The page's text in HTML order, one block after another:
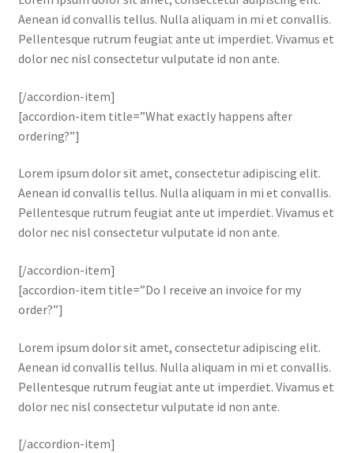
Aenean id convallis tellus. Nulla aliquam in mi et convallis.
Pellentesque rutrum feugiat ante ut imperdiet. Vivamus et
dolor nec nisl consectetur vulputate id non ante.
[/accordion-item]
[accordion-item title=”What exactly happens after
ordering?”]
Lorem ipsum dolor sit amet, consectetur adipiscing elit.
Aenean id convallis tellus. Nulla aliquam in mi et convallis.
Pellentesque rutrum feugiat ante ut imperdiet. Vivamus et
dolor nec nisl consectetur vulputate id non ante.
[/accordion-item]
[accordion-item title=”Do I receive an invoice for my
order?”]
Lorem ipsum dolor sit amet, consectetur adipiscing elit.
Aenean id convallis tellus. Nulla aliquam in mi et convallis.
Pellentesque rutrum feugiat ante ut imperdiet. Vivamus et
dolor nec nisl consectetur vulputate id non ante.
[/accordion-item]